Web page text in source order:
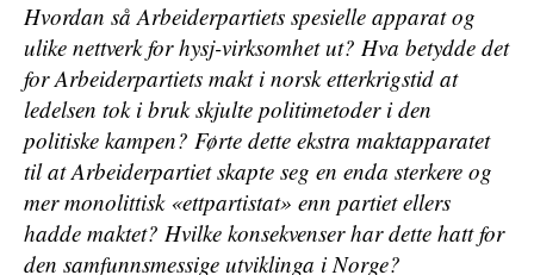
Hvordan så Arbeiderpartiets spesielle apparat og
ulike nettverk for hysj-virksomhet ut? Hva betydde det
for Arbeiderpartiets makt i norsk etterkrigstid at
ledelsen tok i bruk skjulte politimetoder i den
politiske kampen? Førte dette ekstra maktapparatet
til at Arbeiderpartiet skapte seg en enda sterkere og
mer monolittisk «ettpartistat» enn partiet ellers
hadde maktet? Hvilke konsekvenser har dette hatt for
den samfunnsmessige utviklinga i Norge?